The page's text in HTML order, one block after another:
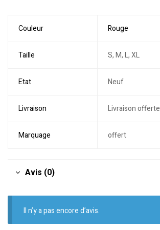
Couleur Rouge
Taille S, M, L, XL
Etat Neuf
Livraison Livraison offerte
Marquage offert
Avis (0)
Il n’y a pas encore d’avis.